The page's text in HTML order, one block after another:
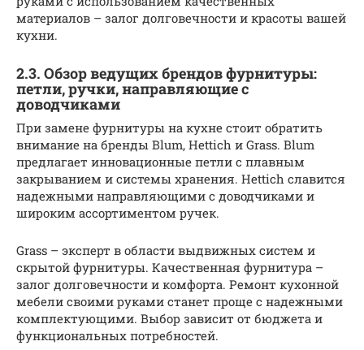
материалов – залог долговечности и красоты вашей
кухни.
2.3. Обзор ведущих брендов фурнитуры:
петли, ручки, направляющие с
доводчиками
При замене фурнитуры на кухне стоит обратить
внимание на бренды Blum, Hettich и Grass. Blum
предлагает инновационные петли с плавным
закрыванием и системы хранения. Hettich славится
надежными направляющими с доводчиками и
широким ассортиментом ручек.
Grass – эксперт в области выдвижных систем и
скрытой фурнитуры. Качественная фурнитура –
залог долговечности и комфорта. Ремонт кухонной
мебели своими руками станет проще с надежными
комплектующими. Выбор зависит от бюджета и
функциональных потребностей.